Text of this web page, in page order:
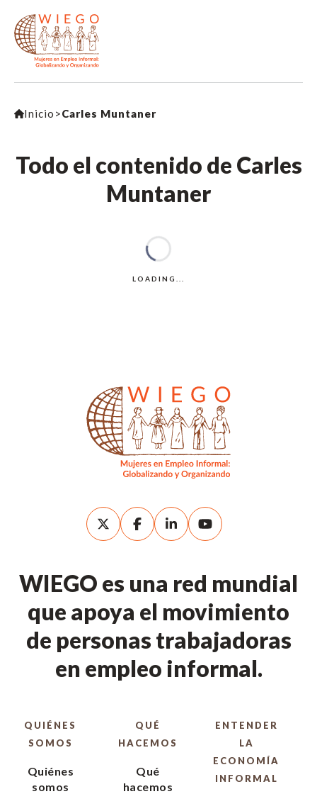
Inicio >Carles Muntaner
Todo el contenido de Carles
Muntaner
WIEGO es una red mundial
que apoya el movimiento
de personas trabajadoras
en empleo informal.
QUIÉNES
SOMOS
Quiénes
somos
QUÉ
HACEMOS
Qué
hacemos
ENTENDER
LA
ECONOMÍA
INFORMAL